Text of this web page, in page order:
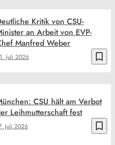
bookmark_border
Juli 2026
Kritik von CSU-
an Arbeit von EVP-
Manfred Weber
bookmark_border
Juli 2026
CSU hält am Verbot
Leihmutterschaft fest